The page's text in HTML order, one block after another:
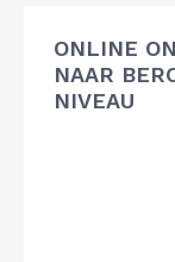
ONLINE
NAAR
NIVEAU